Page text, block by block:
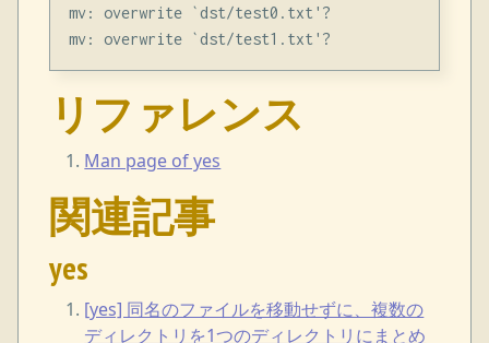
mv: overwrite `dst/test0.txt'?
リファレンス
Man page of yes
関連記事
yes
[yes] 同名のファイルを移動せずに、複数の
ディレクトリを1つのディレクトリにまとめ